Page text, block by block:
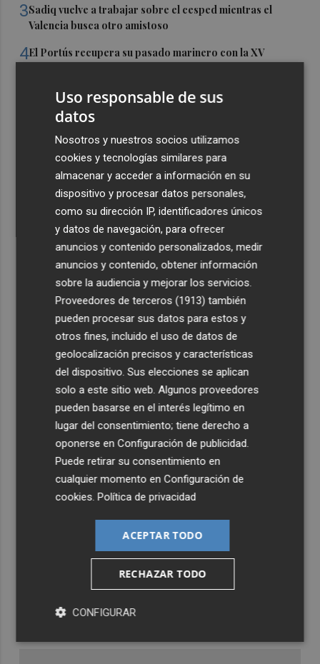
3Sadiq vuelve a trabajar sobre el cesped mientras el
Valencia busca otro amistoso
4El Portús recupera su pasado marinero con la XV
Elche quemará casi tres toneladas de pólvora en la
tradicional Nit de l'Albà
Uso responsable de sus
datos
Nosotros y nuestros socios utilizamos
cookies y tecnologías similares para
almacenar y acceder a información en su
dispositivo y procesar datos personales,
como su dirección IP, identificadores únicos
y datos de navegación, para ofrecer
anuncios y contenido personalizados, medir
anuncios y contenido, obtener información
sobre la audiencia y mejorar los servicios.
Proveedores de terceros (1913) también
pueden procesar sus datos para estos y
otros fines, incluido el uso de datos de
geolocalización precisos y características
del dispositivo. Sus elecciones se aplican
solo a este sitio web. Algunos proveedores
pueden basarse en el interés legítimo en
lugar del consentimiento; tiene derecho a
oponerse enConfiguración de publicidad.
Puede retirar su consentimiento en
cualquier momento enConfiguración de
cookies.Política de privacidad
ACEPTAR TODO
RECHAZAR TODO
CONFIGURAR